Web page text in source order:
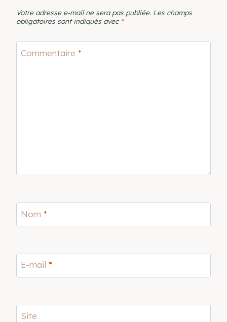
Votre adresse e-mail ne sera pas publiée. Les champs
obligatoires sont indiqués avec *
Commentaire *
Nom *
E-mail *
Site